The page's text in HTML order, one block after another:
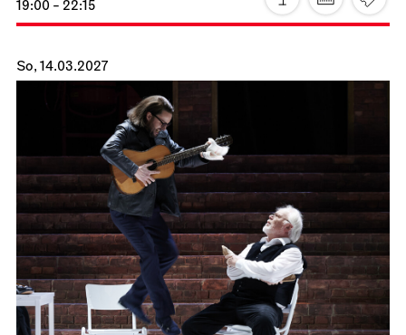
JOiNFoyer Nord
Tee&Techno
21.02.2027
11:00 - 12:00